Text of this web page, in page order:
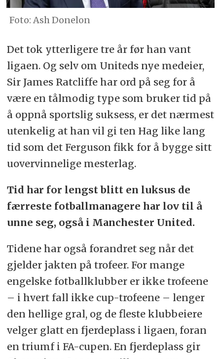
Ash Donelon
Det tok ytterligere tre år før han vant
ligaen. Og selv om Uniteds nye medeier,
Sir James Ratcliffe har ord på seg for å
være en tålmodig type som bruker tid på
å oppnå sportslig suksess, er det nærmest
utenkelig at han vil gi ten Hag like lang
tid som det Ferguson fikk for å bygge sitt
uovervinnelige mesterlag.
Tid har for lengst blitt en luksus de
færreste fotballmanagere har lov til å
unne seg, også i Manchester United.
Tidene har også forandret seg når det
gjelder jakten på trofeer. For mange
engelske fotballklubber er ikke trofeene
– i hvert fall ikke cup-trofeene – lenger
den hellige gral, og de fleste klubbeiere
velger glatt en fjerdeplass i ligaen, foran
en triumf i FA-cupen. En fjerdeplass gir